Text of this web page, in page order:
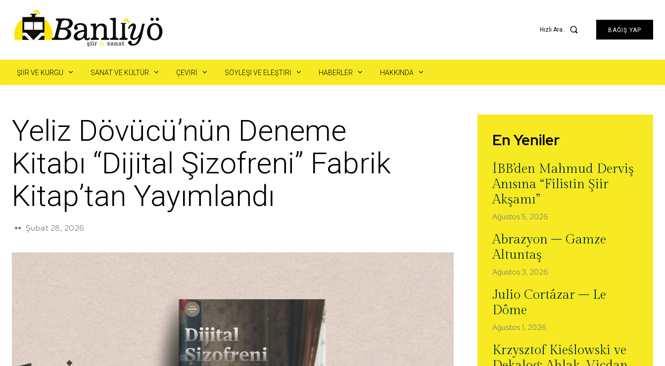
Hızlı Ara.. BAĞIŞ YAP
ŞIIR VE KURGU SANAT VE KÜLTÜR ÇEVIRI SÖYLEŞI VE ELEŞTIRI HABERLER HAKKINDA
Yeliz Dövücü’nün Deneme
Kitabı “Dijital Şizofreni” Fabrik
Kitap’tan Yayımlandı
Şubat 28, 2026
En Yeniler
İBB’den Mahmud Derviş
Anısına “Filistin Şiir
Akşamı”
Ağustos 5, 2026
Abrazyon – Gamze
Altuntaş
Ağustos 3, 2026
Julio Cortázar – Le
Dôme
Ağustos 1, 2026
Krzysztof Kieślowski ve